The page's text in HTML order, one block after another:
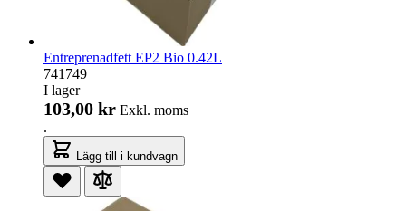
Entreprenadfett EP2 Bio 0.42L
741749
I lager
103,00 kr Exkl. moms
.
Lägg till i kundvagn